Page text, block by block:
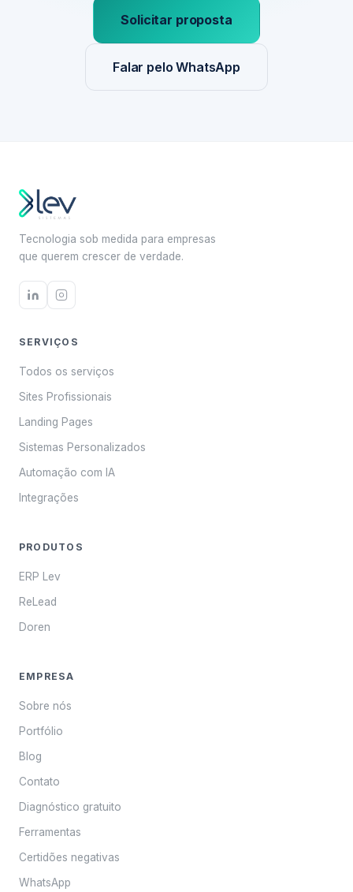
Solicitar proposta
Falar pelo WhatsApp
Tecnologia sob medida para empresas
que querem crescer de verdade.
SERVIÇOS
Todos os serviços
Sites Profissionais
Landing Pages
Sistemas Personalizados
Automação com IA
Integrações
PRODUTOS
ERP Lev
ReLead
Doren
EMPRESA
Sobre nós
Portfólio
Blog
Contato
Diagnóstico gratuito
Ferramentas
Certidões negativas
WhatsApp